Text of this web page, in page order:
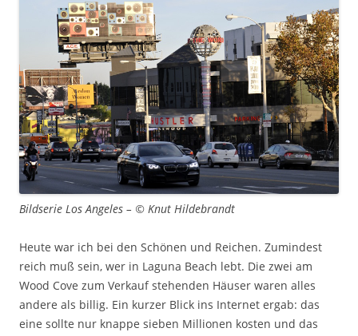
Bildserie Los Angeles – © Knut Hildebrandt
Heute war ich bei den Schönen und Reichen. Zumindest
reich muß sein, wer in Laguna Beach lebt. Die zwei am
Wood Cove zum Verkauf stehenden Häuser waren alles
andere als billig. Ein kurzer Blick ins Internet ergab: das
eine sollte nur knappe sieben Millionen kosten und das